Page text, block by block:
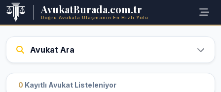
AvukatBurada.com.tr
Doğru Avukata Ulaşmanın En Hızlı Yolu
Avukat Ara
0 Kayıtlı Avukat Listeleniyor